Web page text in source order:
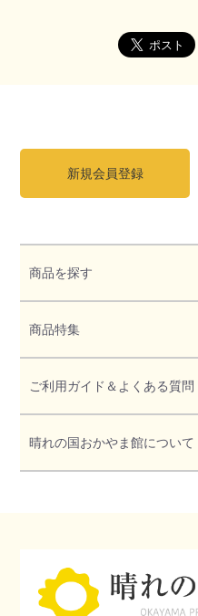
新規会員登録
商品を探す
商品特集
ご利用ガイド＆よくある質問
晴れの国おかやま館について